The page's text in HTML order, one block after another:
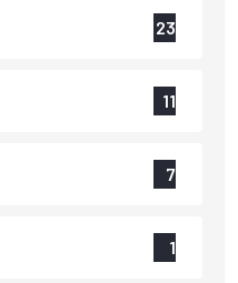
23
11
7
1